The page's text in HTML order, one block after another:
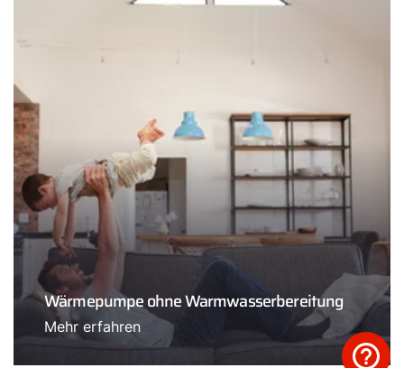
Wärmepumpe ohne Warmwasserbereitung
Mehr erfahren